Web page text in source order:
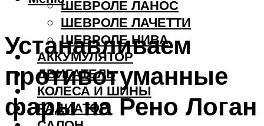
ШЕВРОЛЕ ЛАНОС
ШЕВРОЛЕ ЛАЧЕТТИ
ШЕВРОЛЕ НИВА
АККУМУЛЯТОР
ДВИГАТЕЛЬ
КОЛЕСА И ШИНЫ
РАДИАТОР
Устанавливаем
противотуманные
фары на Рено Логан